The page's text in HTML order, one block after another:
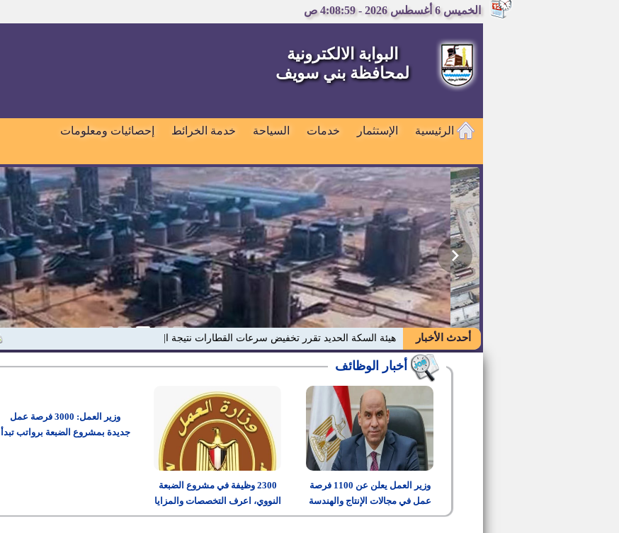
الخميس 6 أغسطس 2026 - 4:08:59 ص
البوابة الالكترونية
لمحافظة بني سويف
الرئيسية الإستثمار خدمات السياحة خدمة الخرائط إحصائيات ومعلومات
أحدث الأخبار هيئة السكة الحديد تقرر تخفيض سرعات القطارات نتيجة ارتفاع درجات |
وزير العمل يعلن عن 1100 فرصة
عمل في مجالات الإنتاج والهندسة
والتشغيل
2300 وظيفة في مشروع الضبعة
النووي، اعرف التخصصات والمزايا
وطريقة التقديم
وزير العمل: 3000 فرصة عمل
جديدة بمشروع الضبعة برواتب تبدأ